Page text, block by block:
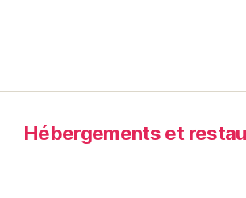
Hébergements et